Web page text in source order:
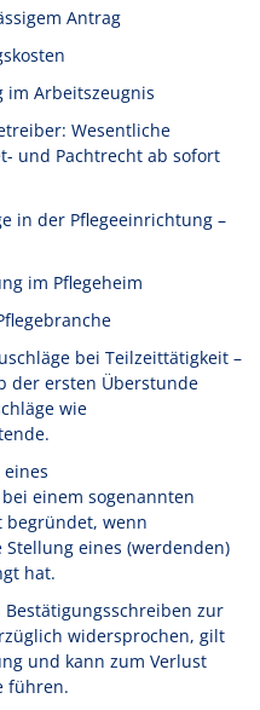
Antrag
im Arbeitszeugnis
Wesentliche
und Pachtrecht ab sofort
in der Pflegeeinrichtung –
im Pflegeheim
bei Teilzeittätigkeit –
der ersten Überstunde
wie
einem sogenannten
begründet, wenn
eines (werdenden)
hat.
zur
widersprochen, gilt
und kann zum Verlust
führen.